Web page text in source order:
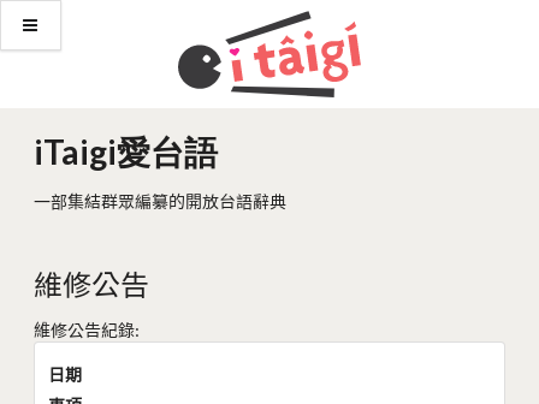
iTaigi愛台語
一部集結群眾編纂的開放台語辭典
維修公告
維修公告紀錄:
日期